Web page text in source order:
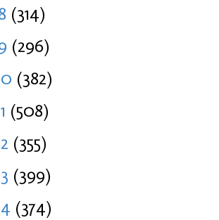
(314)
(296)
(382)
(508)
(355)
(399)
(374)